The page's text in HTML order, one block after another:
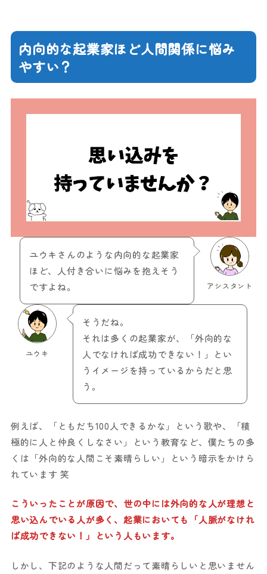
内向的な起業家ほど人間関係に悩み
やすい？
アシスタント
ユウキさんのような内向的な起業家
ほど、人付き合いに悩みを抱えそう
ですよね。
ユウキ
そうだね。
それは多くの起業家が、「外向的な
人でなければ成功できない！」とい
うイメージを持っているからだと思
う。
例えば、「ともだち100人できるかな」という歌や、「積
極的に人と仲良くしなさい」という教育など、僕たちの多
くは「外向的な人間こそ素晴らしい」という暗示をかけら
れています 笑
こういったことが原因で、世の中には外向的な人が理想と
思い込んでいる人が多く、起業においても「人脈がなけれ
ば成功できない！」という人もいます。
しかし、下記のような人間だって素晴らしいと思いません